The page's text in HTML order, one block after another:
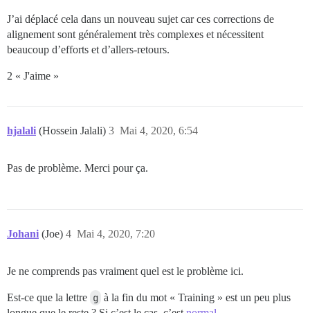
J’ai déplacé cela dans un nouveau sujet car ces corrections de
alignement sont généralement très complexes et nécessitent
beaucoup d’efforts et d’allers-retours.
2 « J'aime »
hjalali (Hossein Jalali) Mai 4, 2020, 6:54
3
Pas de problème. Merci pour ça.
Johani (Joe) Mai 4, 2020, 7:20
4
Je ne comprends pas vraiment quel est le problème ici.
Est-ce que la lettre g à la fin du mot « Training » est un peu plus